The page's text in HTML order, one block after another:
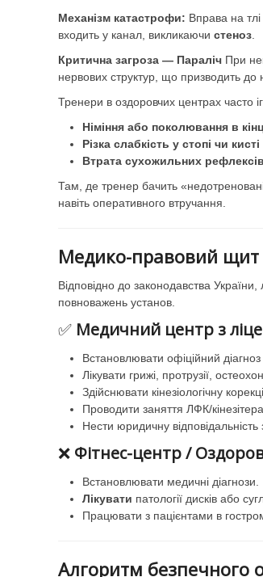
Механізм катастрофи: Вправа на
входить у канал, викликаючи стеноз
Критична загроза — Параліч При
нервових структур, що призводить до
Тренери в оздоровчих центрах часто
Німіння або поколювання в
Різка слабкість у стопі чи
Втрата сухожильних рефлексів
Там, де тренер бачить
навіть оперативного втручання.
Медико-правовий щит
Відповідно до законодавства
повноважень установ.
✅ Медичний центр з
Встановлювати офіційний
Лікувати грижі, протрузії,
Здійснювати кінезіологічну
Проводити заняття ЛФК/
Нести юридичну відповідальність
❌ Фітнес-центр /
Встановлювати медичні діагнози.
Лікувати патології дисків або
Працювати з пацієнтами в
Алгоритм безпечного